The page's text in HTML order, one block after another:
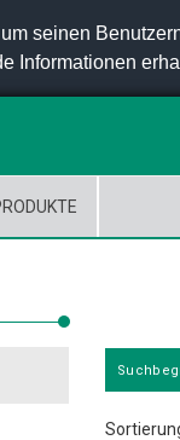
seinen
Informationen